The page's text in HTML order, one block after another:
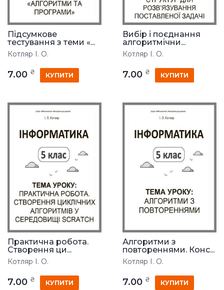
Підсумкове
тестування з теми «...
Котляр І. О.
7.00 ₴ КУПИТИ
Вибір і поєднання
алгоритмічни...
Котляр І. О.
7.00 ₴ КУПИТИ
Практична робота.
Створення ци...
Котляр І. О.
7.00 ₴ КУПИТИ
Алгоритми з
повтореннями. Конс...
Котляр І. О.
7.00 ₴ КУПИТИ